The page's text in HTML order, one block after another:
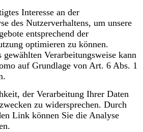
Interesse an der
des Nutzerverhaltens, um unsere
entsprechend der
optimieren zu können.
Verarbeitungsweise kann
auf Grundlage von Art. 6 Abs. 1
der Verarbeitung Ihrer Daten
zu widersprechen. Durch
Link können Sie die Analyse